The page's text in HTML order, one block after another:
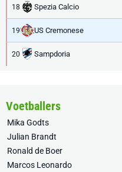
18 Spezia Calcio
19 US Cremonese
20 Sampdoria
Voetballers
Mika Godts
Julian Brandt
Ronald de Boer
Marcos Leonardo